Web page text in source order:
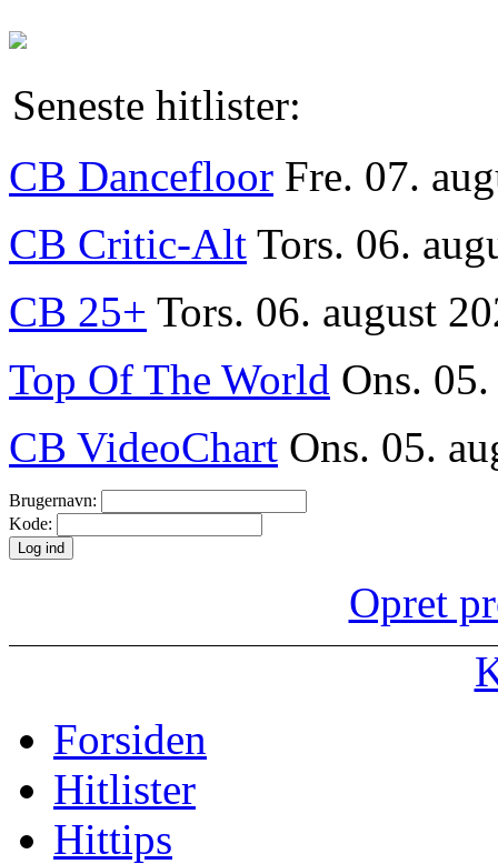
Seneste hitlister:
CB Dancefloor Fre. 07.
CB Critic-Alt Tors. 06.
CB 25+ Tors. 06. august
Top Of The World Ons.
CB VideoChart Ons. 05.
Brugernavn:
Kode:
Opret
Forsiden
Hitlister
Hittips